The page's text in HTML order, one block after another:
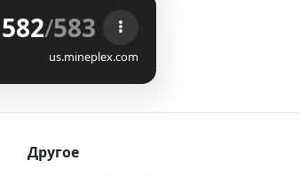
582/583
us.mineplex.com
Другое